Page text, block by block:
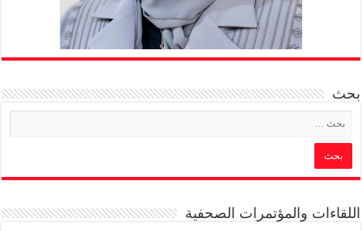
بحث
اللقاءات والمؤتمرات الصحفية